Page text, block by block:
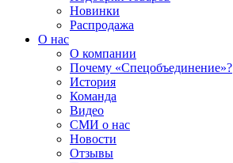
Новинки
Распродажа
О нас
О компании
Почему «Спецобъединение»?
История
Команда
Видео
СМИ о нас
Новости
Отзывы